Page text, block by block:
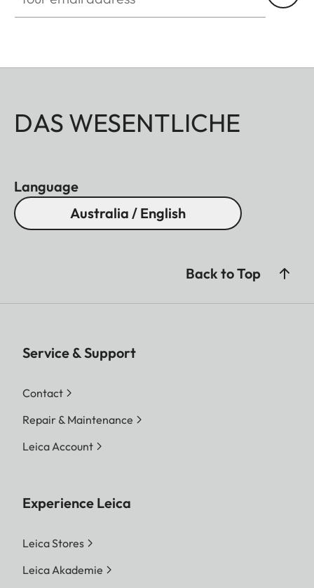
DAS WESENTLICHE
Language
Australia / English
Back to Top
Service & Support
Contact
Repair & Maintenance
Leica Account
Experience Leica
Leica Stores
Leica Akademie